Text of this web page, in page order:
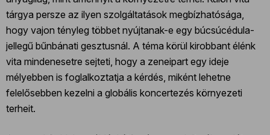
tárgya persze az ilyen szolgáltatások megbízhatósága,
hogy vajon tényleg többet nyújtanak-e egy búcsúcédula-
jellegű bűnbánati gesztusnál. A téma körül kirobbant élénk
vita mindenesetre sejteti, hogy a zeneipart egy ideje
mélyebben is foglalkoztatja a kérdés, miként lehetne
felelősebben kezelni a globális koncertezés környezeti
terheit.